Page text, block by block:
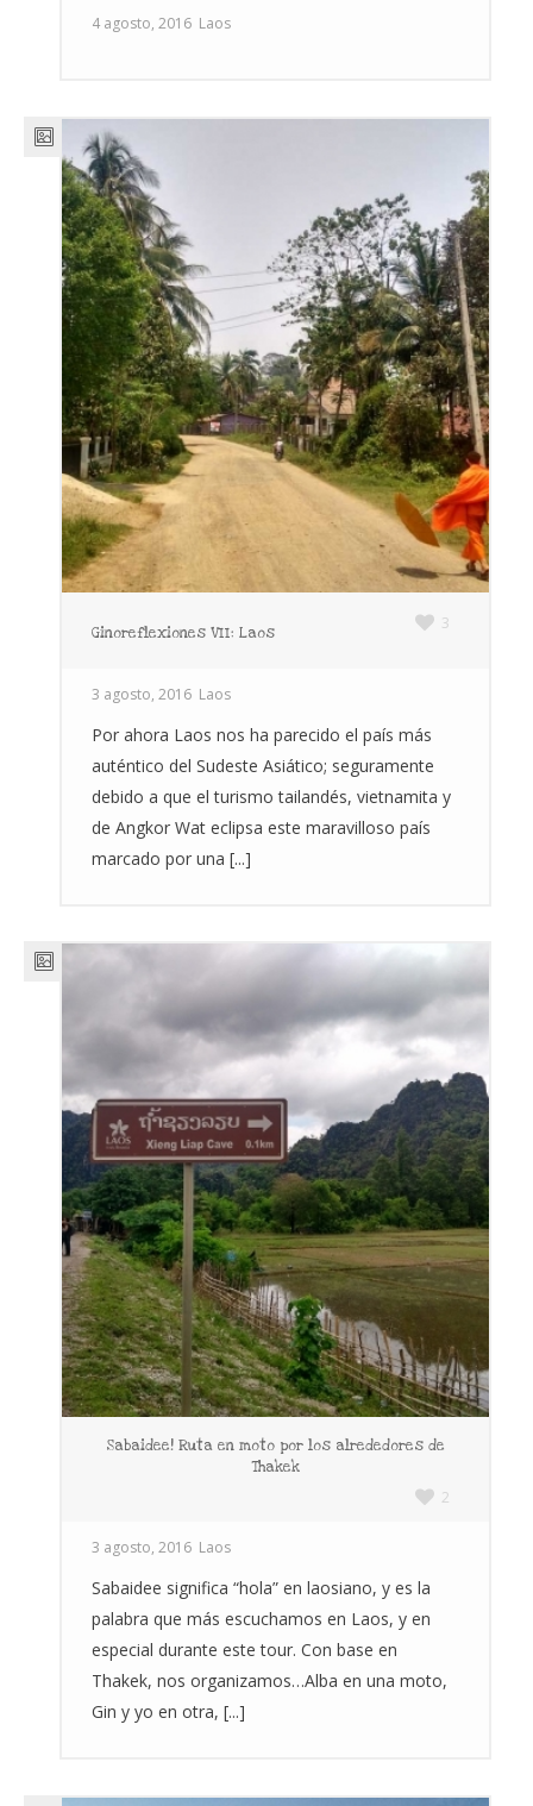
4 agosto, 2016 Laos
Ginoreflexiones VII: Laos 3
3 agosto, 2016 Laos
Por ahora Laos nos ha parecido el país más
auténtico del Sudeste Asiático; seguramente
debido a que el turismo tailandés, vietnamita y
de Angkor Wat eclipsa este maravilloso país
marcado por una [...]
Sabaidee! Ruta en moto por los alrededores de
Thakek
2
3 agosto, 2016 Laos
Sabaidee significa “hola” en laosiano, y es la
palabra que más escuchamos en Laos, y en
especial durante este tour. Con base en
Thakek, nos organizamos…Alba en una moto,
Gin y yo en otra, [...]